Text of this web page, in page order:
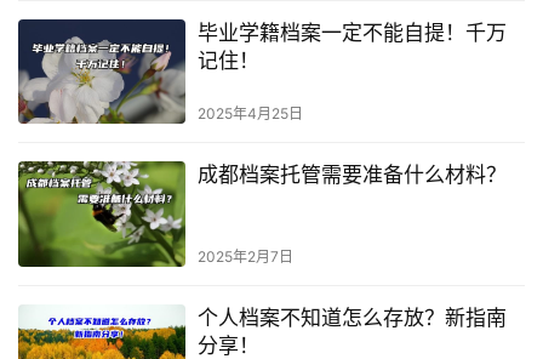
毕业学籍档案一定不能自提！千万
记住！
2025年4月25日
成都档案托管需要准备什么材料？
2025年2月7日
个人档案不知道怎么存放？新指南
分享！